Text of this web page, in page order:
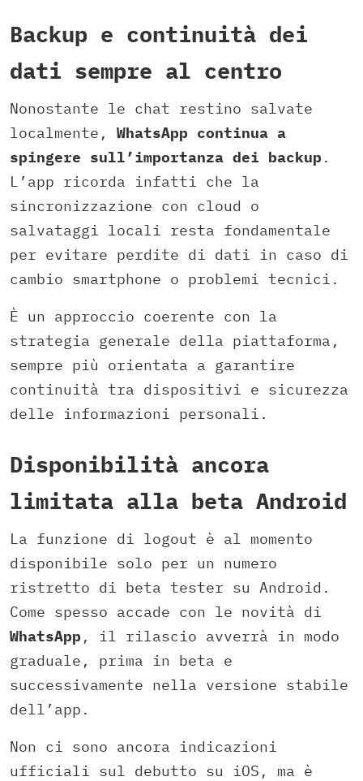
Backup e continuità dei
dati sempre al centro
Nonostante le chat restino salvate
localmente, WhatsApp continua a
spingere sull’importanza dei backup .
L’app ricorda infatti che la
sincronizzazione con cloud o
salvataggi locali resta fondamentale
per evitare perdite di dati in caso di
cambio smartphone o problemi tecnici.
È un approccio coerente con la
strategia generale della piattaforma,
sempre più orientata a garantire
continuità tra dispositivi e sicurezza
delle informazioni personali.
Disponibilità ancora
limitata alla beta Android
La funzione di logout è al momento
disponibile solo per un numero
ristretto di beta tester su Android.
Come spesso accade con le novità di
WhatsApp , il rilascio avverrà in modo
graduale, prima in beta e
successivamente nella versione stabile
dell’app.
Non ci sono ancora indicazioni
ufficiali sul debutto su iOS, ma è